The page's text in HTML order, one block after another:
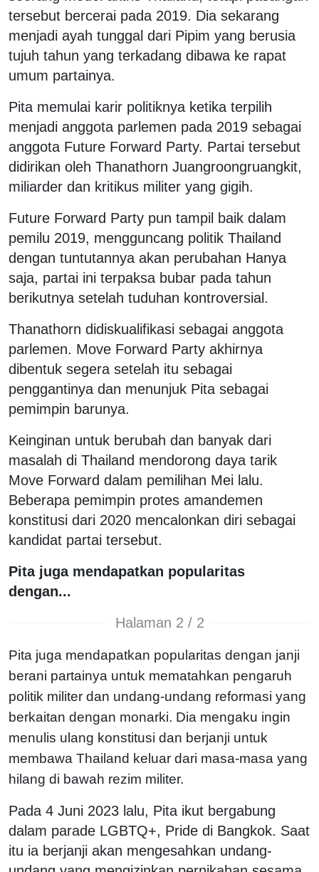
tersebut bercerai pada 2019. Dia sekarang
menjadi ayah tunggal dari Pipim yang berusia
tujuh tahun yang terkadang dibawa ke rapat
umum partainya.
Pita memulai karir politiknya ketika terpilih
menjadi anggota parlemen pada 2019 sebagai
anggota Future Forward Party. Partai tersebut
didirikan oleh Thanathorn Juangroongruangkit,
miliarder dan kritikus militer yang gigih.
Future Forward Party pun tampil baik dalam
pemilu 2019, mengguncang politik Thailand
dengan tuntutannya akan perubahan Hanya
saja, partai ini terpaksa bubar pada tahun
berikutnya setelah tuduhan kontroversial.
Thanathorn didiskualifikasi sebagai anggota
parlemen. Move Forward Party akhirnya
dibentuk segera setelah itu sebagai
penggantinya dan menunjuk Pita sebagai
pemimpin barunya.
Keinginan untuk berubah dan banyak dari
masalah di Thailand mendorong daya tarik
Move Forward dalam pemilihan Mei lalu.
Beberapa pemimpin protes amandemen
konstitusi dari 2020 mencalonkan diri sebagai
kandidat partai tersebut.
Pita juga mendapatkan popularitas
dengan...
Halaman 2 / 2
Pita juga mendapatkan popularitas dengan janji
berani partainya untuk mematahkan pengaruh
politik militer dan undang-undang reformasi yang
berkaitan dengan monarki. Dia mengaku ingin
menulis ulang konstitusi dan berjanji untuk
membawa Thailand keluar dari masa-masa yang
hilang di bawah rezim militer.
Pada 4 Juni 2023 lalu, Pita ikut bergabung
dalam parade LGBTQ+, Pride di Bangkok. Saat
itu ia berjanji akan mengesahkan undang-